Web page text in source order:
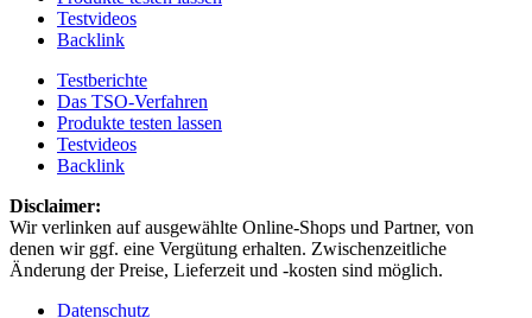
Testvideos
Backlink
Testberichte
Das TSO-Verfahren
Produkte testen lassen
Testvideos
Backlink
Disclaimer: ​
Wir verlinken auf ausgewählte Online-Shops und Partner, von
denen wir ggf. eine Vergütung erhalten. Zwischenzeitliche
Änderung der Preise, Lieferzeit und -kosten sind möglich.
Datenschutz